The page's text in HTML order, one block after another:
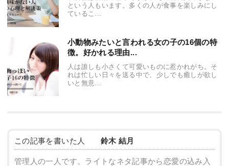
という人もいます。多くの人が食事を楽しみにし
ているこ...
小動物みたいと言われる女の子の16個の特
徴。好かれる理由...
人は誰しも小さくて可愛いものに惹かれがち。そ
れは忙しい日々を送る中で、少しでも癒しが欲し
いと無意...
この記事を書いた人 鈴木 結月
管理人の一人です。ライトなネタ記事から恋愛の込み入